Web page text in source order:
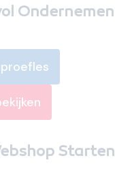
Ondernemen
Starten